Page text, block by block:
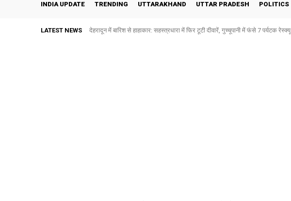
INDIA UPDATE TRENDING UTTARAKHAND UTTAR PRADESH POLITICS
LATEST NEWS देहरादून में बारिश से हाहाकार: सहस्त्रधारा में फिर टूटी दीवारें, गुच्चूपानी में फंसे 7 पर्यटक रेस्क्यू